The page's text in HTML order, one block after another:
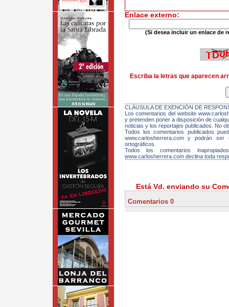
Enlace externo:
(Si desea incluir un enlace de
Escriba la letras que aparecen
CLÁUSULA DE EXENCIÓN DE
Los comentarios del website
y pretenden poner a disposición de
noticias y los reportajes publicados. No
Todos los comentarios publicados
www.carlosherrera.com y podrán
ortográficos.
Todos los comentarios
www.carlosherrera.com declina toda
Está Vd. enviando su
Comentarios 0